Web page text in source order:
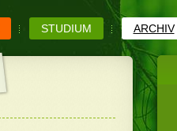
STUDIUM ARCHIV